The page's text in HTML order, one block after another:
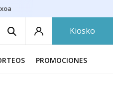
Kiosko
PROMOCIONES